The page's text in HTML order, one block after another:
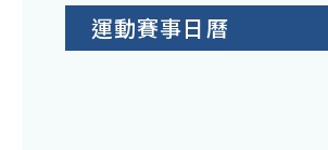
運動賽事日曆